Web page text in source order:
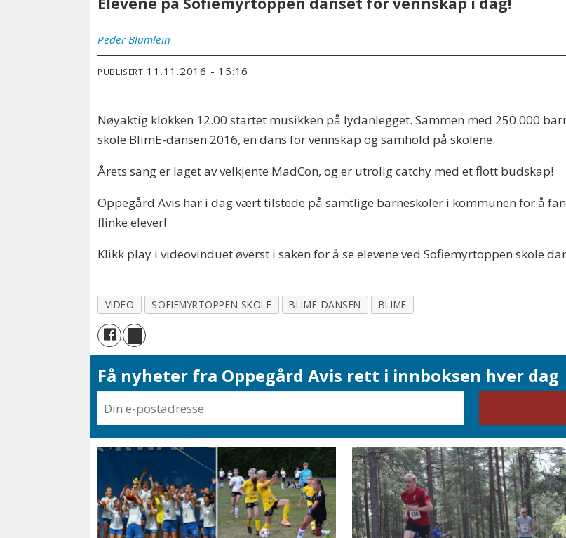
Peder Blümlein
PUBLISERT 11.11.2016 - 15:16
Nøyaktig klokken 12.00 startet musikken på lydanlegget. Sammen med 250.000
skole BlimE-dansen 2016, en dans for vennskap og samhold på skolene.
Årets sang er laget av velkjente MadCon, og er utrolig catchy med et flott budskap!
Oppegård Avis har i dag vært tilstede på samtlige barneskoler i kommunen for å
flinke elever!
Klikk play i videovinduet øverst i saken for å se elevene ved Sofiemyrtoppen skole
VIDEO SOFIEMYRTOPPEN SKOLE BLIME-DANSEN BLIME
Få nyheter fra Oppegård Avis rett i innboksen hver dag